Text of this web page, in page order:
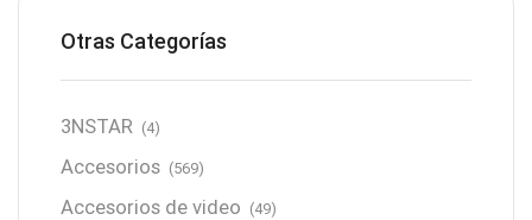
Otras Categorías
3NSTAR (4)
Accesorios (569)
Accesorios de video (49)